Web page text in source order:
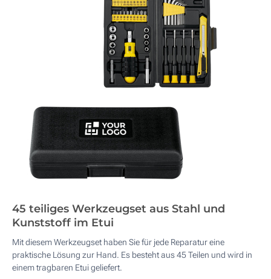
45 teiliges Werkzeugset aus Stahl und
Kunststoff im Etui
Mit diesem Werkzeugset haben Sie für jede Reparatur eine
praktische Lösung zur Hand. Es besteht aus 45 Teilen und wird in
einem tragbaren Etui geliefert.